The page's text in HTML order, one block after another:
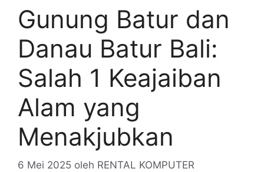
Gunung Batur dan
Danau Batur Bali:
Salah 1 Keajaiban
Alam yang
Menakjubkan
6 Mei 2025 oleh RENTAL KOMPUTER